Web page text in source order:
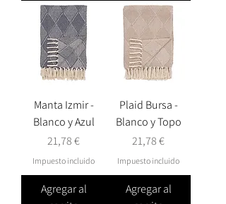
Manta Izmir -
Blanco y Azul
Precio
21,78 €
Impuesto incluido
Agregar al
Plaid Bursa -
Blanco y Topo
Precio
21,78 €
Impuesto incluido
Agregar al